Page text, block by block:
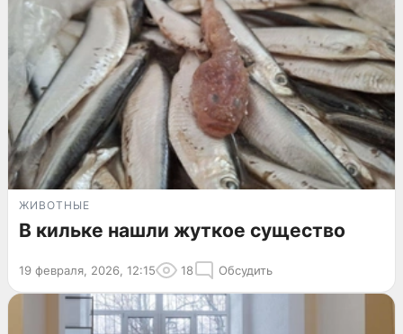
ЖИВОТНЫЕ
В кильке нашли жуткое существо
19 февраля, 2026, 12:15 18 Обсудить